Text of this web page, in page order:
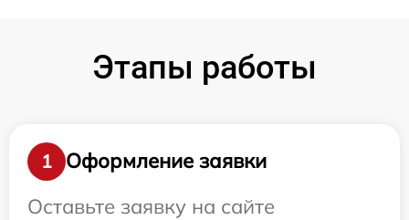
Этапы работы
1
Оформление заявки
Оставьте заявку на сайте